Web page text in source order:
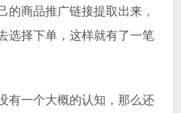
的商品推广链接提取出来，
选择下单，这样就有了一笔
有一个大概的认知，那么还